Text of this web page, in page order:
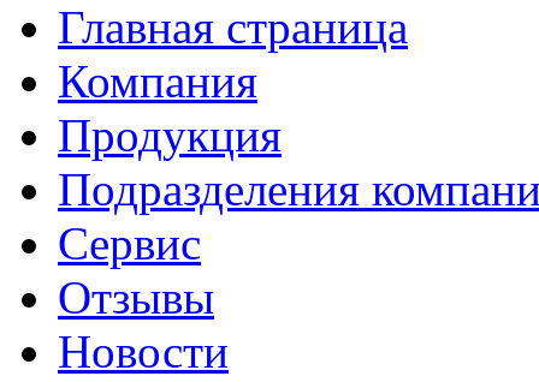
Главная страница
Компания
Продукция
Подразделения
Сервис
Отзывы
Новости